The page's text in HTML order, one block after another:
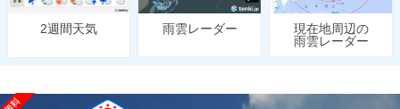
2週間天気 雨雲レーダー
現在地周辺の
雨雲レーダー